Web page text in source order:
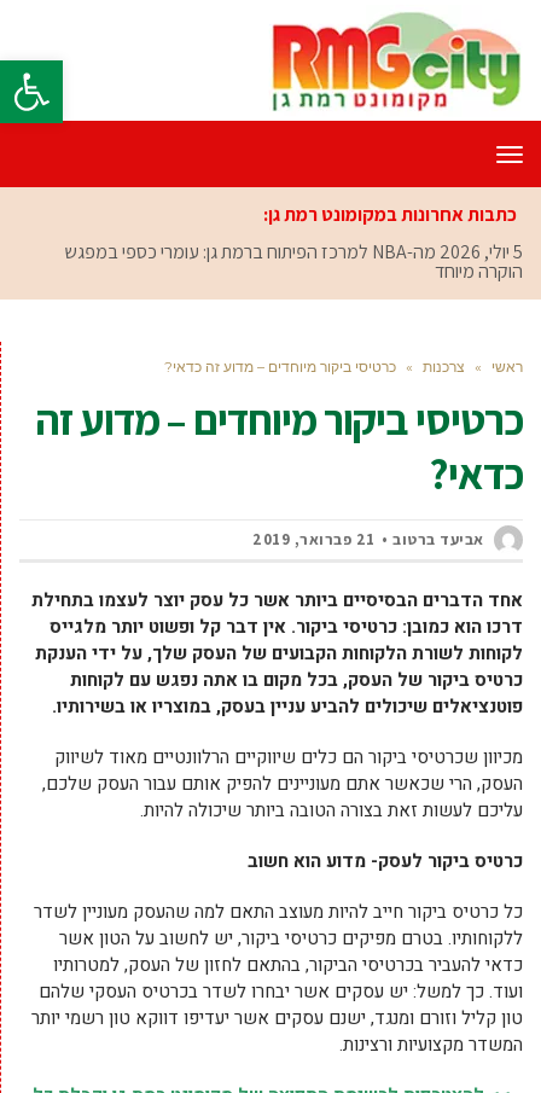
פתח
תפריט
כתבות אחרונות במקומונט רמת גן:
5 יולי, 2026
מה-NBA למרכז הפיתוח ברמת גן: עומרי כספי במפגש
הוקרה מיוחד
ראשי » צרכנות » כרטיסי ביקור מיוחדים – מדוע זה כדאי?
כרטיסי ביקור מיוחדים – מדוע זה
כדאי?
אביעד ברטוב 21 פברואר, 2019
אחד הדברים הבסיסיים ביותר אשר כל עסק יוצר לעצמו בתחילת
דרכו הוא כמובן: כרטיסי ביקור. אין דבר קל ופשוט יותר מלגייס
לקוחות לשורת הלקוחות הקבועים של העסק שלך, על ידי הענקת
כרטיס ביקור של העסק, בכל מקום בו אתה נפגש עם לקוחות
פוטנציאלים שיכולים להביע עניין בעסק, במוצריו או בשירותיו.
מכיוון שכרטיסי ביקור הם כלים שיווקיים הרלוונטיים מאוד לשיווק
העסק, הרי שכאשר אתם מעוניינים להפיק אותם עבור העסק שלכם,
עליכם לעשות זאת בצורה הטובה ביותר שיכולה להיות.
כרטיס ביקור לעסק- מדוע הוא חשוב
כל כרטיס ביקור חייב להיות מעוצב התאם למה שהעסק מעוניין לשדר
ללקוחותיו. בטרם מפיקים כרטיסי ביקור, יש לחשוב על הטון אשר
כדאי להעביר בכרטיסי הביקור, בהתאם לחזון של העסק, למטרותיו
ועוד. כך למשל: יש עסקים אשר יבחרו לשדר בכרטיס העסקי שלהם
טון קליל וזורם ומנגד, ישנם עסקים אשר יעדיפו דווקא טון רשמי יותר
המשדר מקצועיות ורצינות.